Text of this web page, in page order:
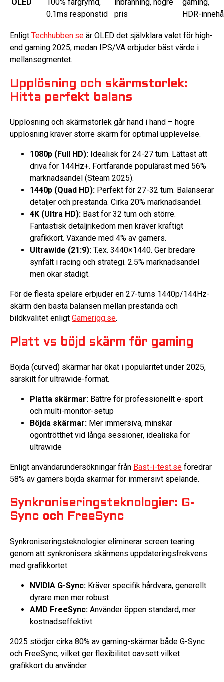
OLED
100% färgrymd,
0.1ms responstid
inbränning, högre
pris
gaming,
HDR-
Enligt Techhubben.se är OLED det självklara valet för high-
end gaming 2025, medan IPS/VA erbjuder bäst värde i
mellansegmentet.
Upplösning och skärmstorlek:
Hitta perfekt balans
Upplösning och skärmstorlek går hand i hand – högre
upplösning kräver större skärm för optimal upplevelse.
1080p (Full HD): Idealisk för 24-27 tum. Lättast att
driva för 144Hz+. Fortfarande populärast med 56%
marknadsandel (Steam 2025).
1440p (Quad HD): Perfekt för 27-32 tum. Balanserar
detaljer och prestanda. Cirka 20% marknadsandel.
4K (Ultra HD): Bäst för 32 tum och större.
Fantastisk detaljrikedom men kräver kraftigt
grafikkort. Växande med 4% av gamers.
Ultrawide (21:9): T.ex. 3440×1440. Ger bredare
synfält i racing och strategi. 2.5% marknadsandel
men ökar stadigt.
För de flesta spelare erbjuder en 27-tums 1440p/144Hz-
skärm den bästa balansen mellan prestanda och
bildkvalitet enligt Gamerigg.se.
Platt vs böjd skärm för gaming
Böjda (curved) skärmar har ökat i popularitet under 2025,
särskilt för ultrawide-format.
Platta skärmar: Bättre för professionellt e-sport
och multi-monitor-setup
Böjda skärmar: Mer immersiva, minskar
ögontrötthet vid långa sessioner, idealiska för
ultrawide
Enligt användarundersökningar från Bast-i-test.se föredrar
58% av gamers böjda skärmar för immersivt spelande.
Synkroniseringsteknologier: G-
Sync och FreeSync
Synkroniseringsteknologier eliminerar screen tearing
genom att synkronisera skärmens uppdateringsfrekvens
med grafikkortet.
NVIDIA G-Sync: Kräver specifik hårdvara, generellt
dyrare men mer robust
AMD FreeSync: Använder öppen standard, mer
kostnadseffektivt
2025 stödjer cirka 80% av gaming-skärmar både G-Sync
och FreeSync, vilket ger flexibilitet oavsett vilket
grafikkort du använder.